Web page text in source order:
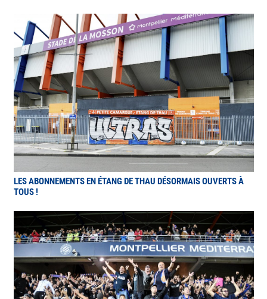
LES ABONNEMENTS EN ÉTANG DE THAU DÉSORMAIS OUVERTS À
TOUS !